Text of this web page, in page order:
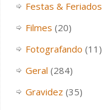
Festas & Feriados
Filmes (20)
Fotografando (11)
Geral (284)
Gravidez (35)